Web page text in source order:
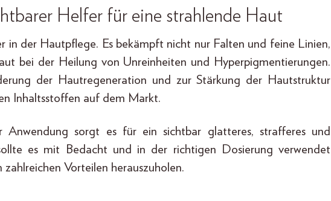
Helfer für eine strahlende Haut
in der Hautpflege. Es bekämpft nicht nur Falten und feine Linien,
bei der Heilung von Unreinheiten und Hyperpigmentierungen.
der Hautregeneration und zur Stärkung der Hautstruktur
Inhaltsstoffen auf dem Markt.
Anwendung sorgt es für ein sichtbar glatteres, strafferes und
es mit Bedacht und in der richtigen Dosierung verwendet
zahlreichen Vorteilen herauszuholen.